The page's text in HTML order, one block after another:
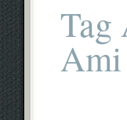
Tag
Ami